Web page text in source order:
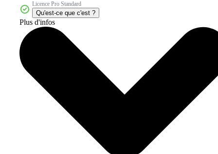
Licence Pro Standard
Qu'est-ce que c'est ?
Plus d'infos